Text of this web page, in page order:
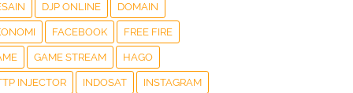
DJP ONLINE DOMAIN
FACEBOOK FREE FIRE
GAME STREAM HAGO
INJECTOR INDOSAT INSTAGRAM